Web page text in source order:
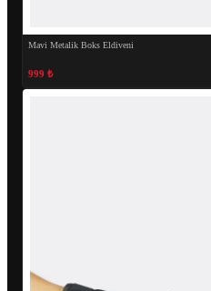
Mavi Metalik Boks Eldiveni
999 ₺